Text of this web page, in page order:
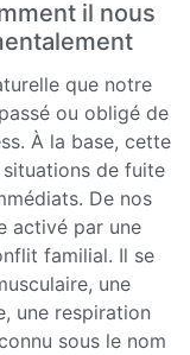
il nous
que notre
ou obligé de
À la base, cette
de fuite
De nos
activé par une
familial. Il se
une
une respiration
sous le nom